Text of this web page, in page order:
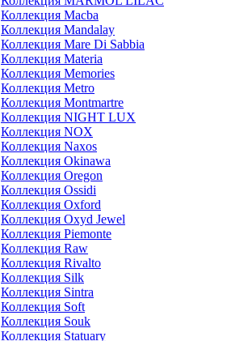
Коллекция Macba
Коллекция Mandalay
Коллекция Mare Di Sabbia
Коллекция Materia
Коллекция Memories
Коллекция Metro
Коллекция Montmartre
Коллекция NIGHT LUX
Коллекция NOX
Коллекция Naxos
Коллекция Okinawa
Коллекция Oregon
Коллекция Ossidi
Коллекция Oxford
Коллекция Oxyd Jewel
Коллекция Piemonte
Коллекция Raw
Коллекция Rivalto
Коллекция Silk
Коллекция Sintra
Коллекция Soft
Коллекция Souk
Коллекция Statuary